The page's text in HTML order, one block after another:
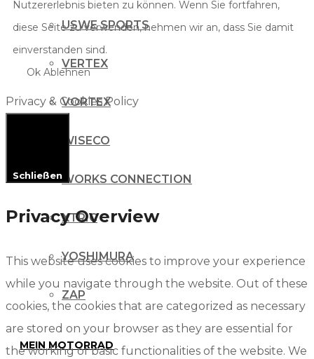
USWE SPORTS
VERTEX
VORTEX
WISECO
WORKS CONNECTION
XTRIG
YOSHIMURA
ZAP
MEIN MOTORRAD
Nutzererlebnis bieten zu können. Wenn Sie fortfahren,
diese Seite zu verwenden, nehmen wir an, dass Sie damit
einverstanden sind.
Ok Ablehnen
Privacy & Cookies Policy
Schließen
Privacy Overview
This website uses cookies to improve your experience
while you navigate through the website. Out of these
cookies, the cookies that are categorized as necessary
are stored on your browser as they are essential for
the working of basic functionalities of the website. We